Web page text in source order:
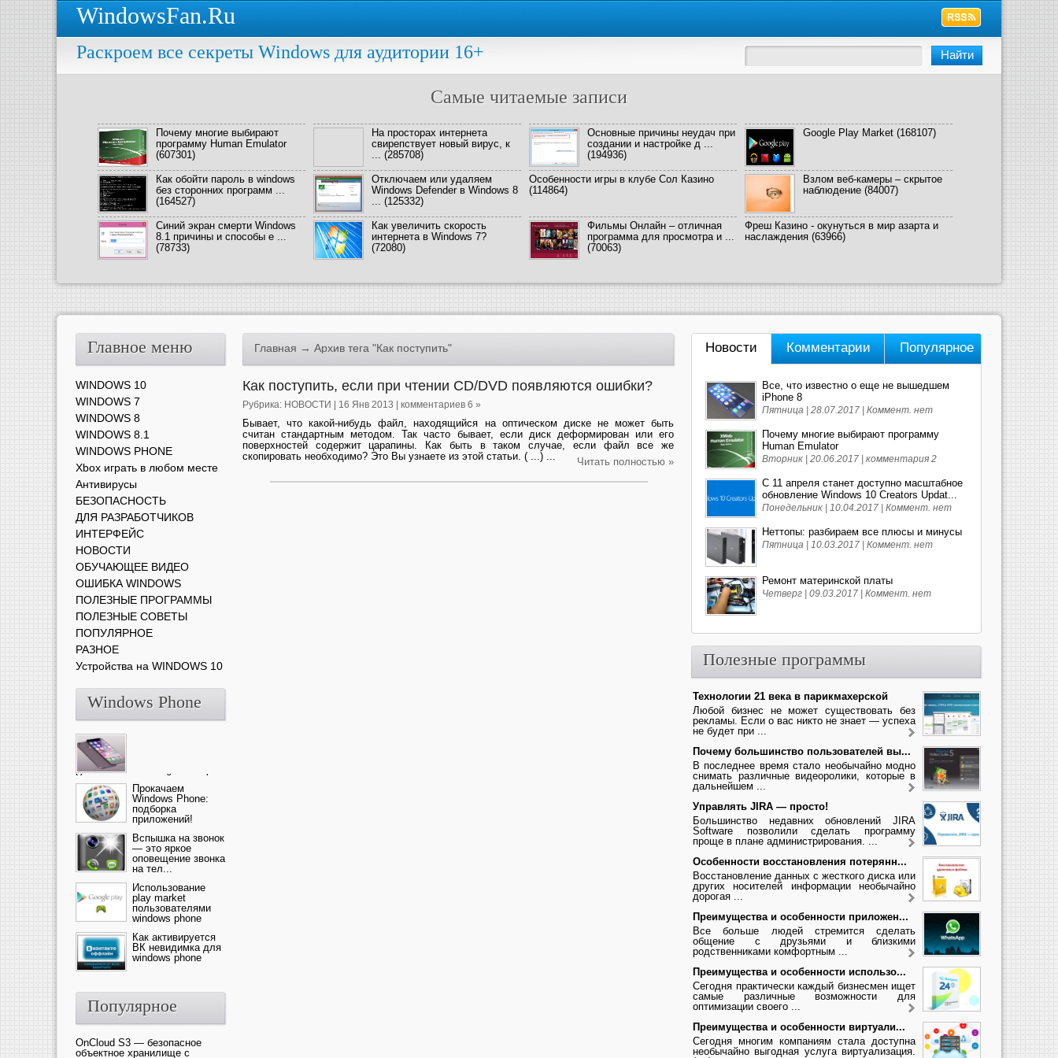
WindowsFan.Ru
Раскроем все секреты Windows для аудитории 16+
Самые читаемые записи
Почему многие выбирают
программу Human Emulator
(607301)
На просторах интернета
свирепствует новый вирус, к
... (285708)
Основные причины неудач при
создании и настройке д ...
(194936)
Google Play Market (168107)
Как обойти пароль в windows
без сторонних программ ...
(164527)
Отключаем или удаляем
Windows Defender в Windows 8
... (125332)
Особенности игры в клубе Сол Казино
(114864)
Взлом веб-камеры – скрытое
наблюдение (84007)
Синий экран смерти Windows
8.1 причины и способы е ...
(78733)
Как увеличить скорость
интернета в Windows 7?
(72080)
Фильмы Онлайн – отличная
программа для просмотра и ...
(70063)
Фреш Казино - окунуться в мир азарта и
наслаждения (63966)
Главная → Архив тега "Как поступить"
Как поступить, если при чтении CD/DVD появляются ошибки?
Рубрика: НОВОСТИ | 16 Янв 2013 | комментариев 6 »
Бывает, что какой-нибудь файл, находящийся на оптическом диске не может быть
считан стандартным методом. Так часто бывает, если диск деформирован или его
поверхностей содержит царапины. Как быть в таком случае, если файл все же
скопировать необходимо? Это Вы узнаете из этой статьи. ( ...) ...
Читать полностью »
Главное меню
WINDOWS 10
WINDOWS 7
WINDOWS 8
WINDOWS 8.1
WINDOWS PHONE
Xbox играть в любом месте
Антивирусы
БЕЗОПАСНОСТЬ
ДЛЯ РАЗРАБОТЧИКОВ
ИНТЕРФЕЙС
НОВОСТИ
ОБУЧАЮЩЕЕ ВИДЕО
ОШИБКА WINDOWS
ПОЛЕЗНЫЕ ПРОГРАММЫ
ПОЛЕЗНЫЕ СОВЕТЫ
ПОПУЛЯРНОЕ
РАЗНОЕ
Устройства на WINDOWS 10
Windows Phone
Ультрасовременный смартфон
— это новика от компании Ap...
Прокачаем
Windows Phone:
подборка
приложений!
Вспышка на звонок
— это яркое
оповещение звонка
на тел...
Использование
play market
пользователями
windows phone
Как активируется
ВК невидимка для
windows phone
Популярное
OnCloud S3 — безопасное
объектное хранилище с
Новости Комментарии Популярное
Все, что известно о еще не вышедшем
iPhone 8
Пятница | 28.07.2017 | Коммент. нет
Почему многие выбирают программу
Human Emulator
Вторник | 20.06.2017 | комментария 2
С 11 апреля станет доступно масштабное
обновление Windows 10 Creators Updat...
Понедельник | 10.04.2017 | Коммент. нет
Неттопы: разбираем все плюсы и минусы
Пятница | 10.03.2017 | Коммент. нет
Ремонт материнской платы
Четверг | 09.03.2017 | Коммент. нет
Полезные программы
Технологии 21 века в парикмахерской
Любой бизнес не может существовать без
рекламы. Если о вас никто не знает — успеха
не будет при ...
Почему большинство пользователей вы...
В последнее время стало необычайно модно
снимать различные видеоролики, которые в
дальнейшем ...
Управлять JIRA — просто!
Большинство недавних обновлений JIRA
Software позволили сделать программу
проще в плане администрирования. ...
Особенности восстановления потерянн...
Восстановление данных с жесткого диска или
других носителей информации необычайно
дорогая ...
Преимущества и особенности приложен...
Все больше людей стремится сделать
общение с друзьями и близкими
родственниками комфортным ...
Преимущества и особенности использо...
Сегодня практически каждый бизнесмен ищет
самые различные возможности для
оптимизации своего ...
Преимущества и особенности виртуали...
Сегодня многим компаниям стала доступна
необычайно выгодная услуга виртуализация.